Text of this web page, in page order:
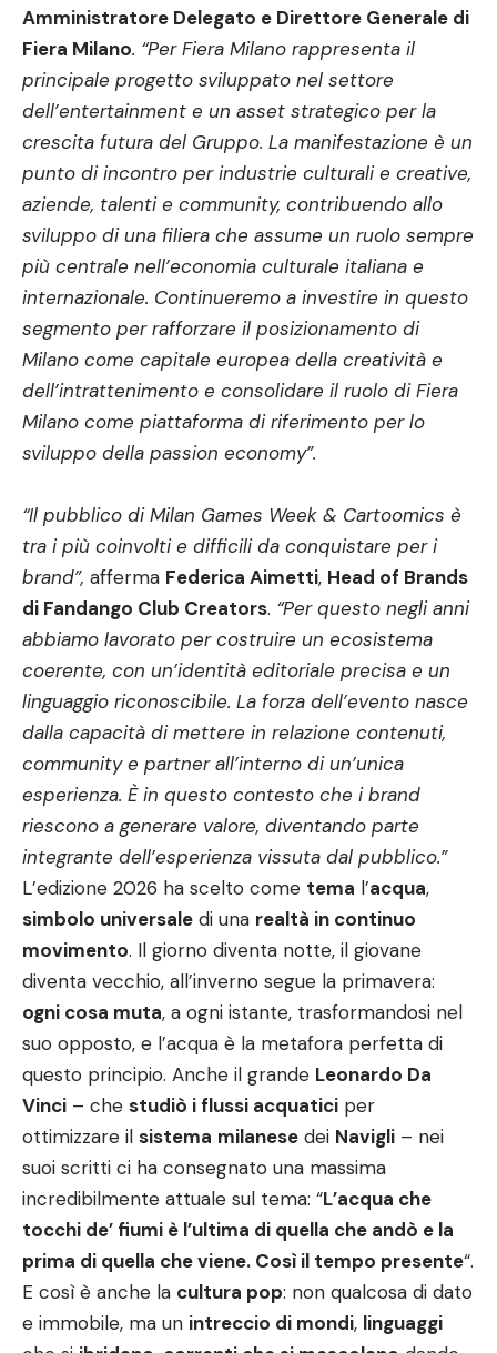
Amministratore Delegato e Direttore Generale di
Fiera Milano. “Per Fiera Milano rappresenta il
principale progetto sviluppato nel settore
dell’entertainment e un asset strategico per la
crescita futura del Gruppo. La manifestazione è un
punto di incontro per industrie culturali e creative,
aziende, talenti e community, contribuendo allo
sviluppo di una filiera che assume un ruolo sempre
più centrale nell’economia culturale italiana e
internazionale. Continueremo a investire in questo
segmento per rafforzare il posizionamento di
Milano come capitale europea della creatività e
dell’intrattenimento e consolidare il ruolo di Fiera
Milano come piattaforma di riferimento per lo
sviluppo della passion economy”.
“Il pubblico di Milan Games Week & Cartoomics è
tra i più coinvolti e difficili da conquistare per i
brand”, afferma Federica Aimetti, Head of Brands
di Fandango Club Creators. “Per questo negli anni
abbiamo lavorato per costruire un ecosistema
coerente, con un’identità editoriale precisa e un
linguaggio riconoscibile. La forza dell’evento nasce
dalla capacità di mettere in relazione contenuti,
community e partner all’interno di un’unica
esperienza. È in questo contesto che i brand
riescono a generare valore, diventando parte
integrante dell’esperienza vissuta dal pubblico.”
L’edizione 2026 ha scelto come tema l’acqua,
simbolo universale di una realtà in continuo
movimento. Il giorno diventa notte, il giovane
diventa vecchio, all’inverno segue la primavera:
ogni cosa muta, a ogni istante, trasformandosi nel
suo opposto, e l’acqua è la metafora perfetta di
questo principio. Anche il grande Leonardo Da
Vinci – che studiò i flussi acquatici per
ottimizzare il sistema milanese dei Navigli – nei
suoi scritti ci ha consegnato una massima
incredibilmente attuale sul tema: “L’acqua che
tocchi de’ fiumi è l’ultima di quella che andò e la
prima di quella che viene. Così il tempo presente“.
E così è anche la cultura pop: non qualcosa di dato
e immobile, ma un intreccio di mondi, linguaggi